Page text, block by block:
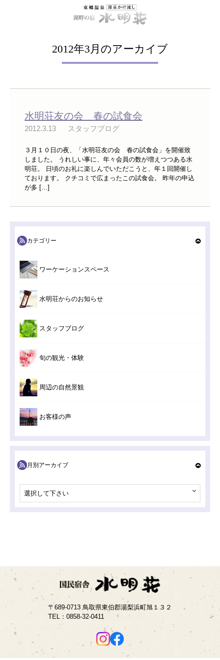
2012年3月のアーカイブ
水明荘友の会 春の試食会
2012.3.13 スタッフブログ
３月１０日の夜、「水明荘友の会 春の試食会」を開催致
しました。 うれしい事に、年々会員の数が増えつつある水
明荘。 日頃のお礼に楽しんでいただこうと、年１回開催し
ております。 クチコミで広まったこの試食会。 昨年の申込
が多 […]
カテゴリー
ワーケーションスペース
水明荘からのお知らせ
スタッフブログ
旬の観光・体験
周辺の自然景観
お客様の声
月別アーカイブ
選択して下さい
〒689-0713 鳥取県東伯郡湯梨浜町旭１３２
TEL： 0858-32-0411